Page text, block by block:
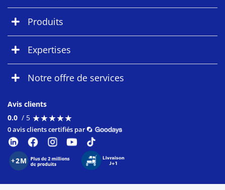
Produits
Expertises
Notre offre de services
Avis clients
0.0 / 5 ★★★★★
★★★★★
0 avis clients certifiés par